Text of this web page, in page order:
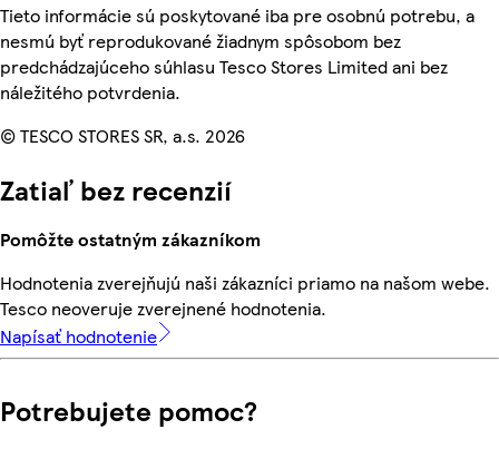
Tieto informácie sú poskytované iba pre osobnú potrebu, a
nesmú byť reprodukované žiadnym spôsobom bez
predchádzajúceho súhlasu Tesco Stores Limited ani bez
náležitého potvrdenia.
© TESCO STORES SR, a.s. 2026
Zatiaľ bez recenzií
Pomôžte ostatným zákazníkom
Hodnotenia zverejňujú naši zákazníci priamo na našom webe.
Tesco neoveruje zverejnené hodnotenia.
Napísať hodnotenie
Potrebujete pomoc?